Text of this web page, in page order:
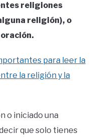
religiones
religión), o
para leer la
la religión y la
o iniciado una
que solo tienes